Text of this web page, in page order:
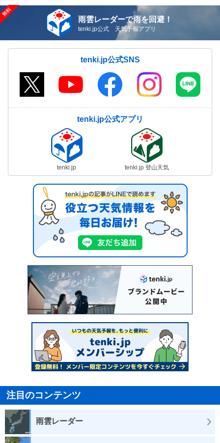
雨雲レーダーで雨を回避！
tenki.jp公式 天気予報アプリ
tenki.jp公式SNS
tenki.jp公式アプリ
tenki.jp tenki.jp 登山天気
注目のコンテンツ
雨雲レーダー